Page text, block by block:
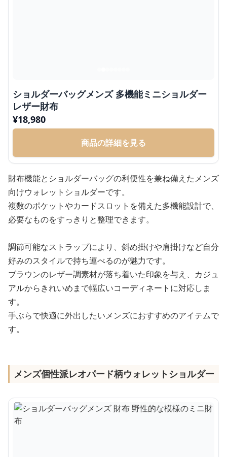
ショルダーバッグメンズ 多機能ミニショルダー
レザー財布
¥18,980
商品の詳細を見る
財布機能とショルダーバッグの利便性を兼ね備えたメンズ
向けウォレットショルダーです。
複数のポケットやカードスロットを備えた多機能設計で、
必要なものをすっきりと整理できます。
調節可能なストラップにより、斜め掛けや肩掛けなど自分
好みのスタイルで持ち運べるのが魅力です。
ブラウンのレザー調素材が落ち着いた印象を与え、カジュ
アルからきれいめまで幅広いコーディネートに対応しま
す。
手ぶらで快適に外出したいメンズにおすすめのアイテムで
す。
メンズ個性派レオパード柄ウォレットショルダー